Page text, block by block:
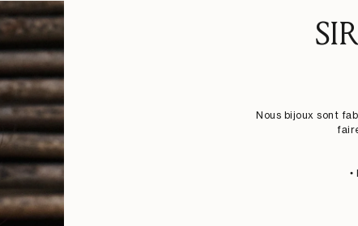
Nous bijoux sont
•